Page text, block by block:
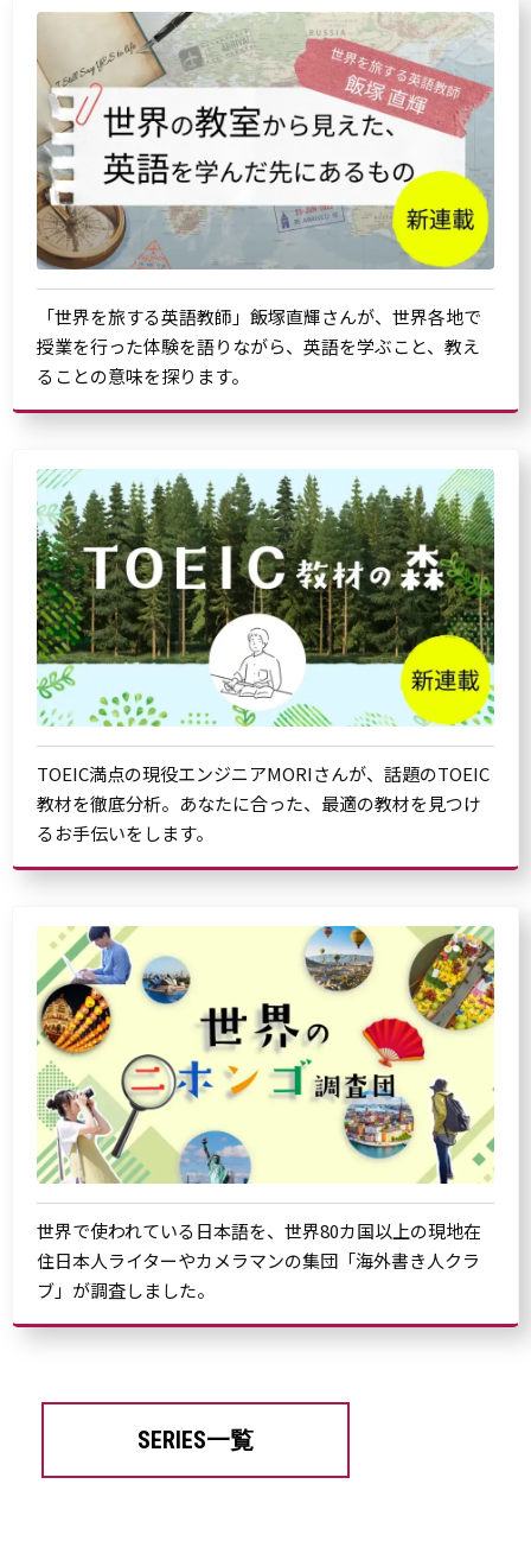
「世界を旅する英語教師」飯塚直輝さんが、世界各地で
授業を行った体験を語りながら、英語を学ぶこと、教え
ることの意味を探ります。
TOEIC満点の現役エンジニアMORIさんが、話題のTOEIC
教材を徹底分析。あなたに合った、最適の教材を見つけ
るお手伝いをします。
世界で使われている日本語を、世界80カ国以上の現地在
住日本人ライターやカメラマンの集団「海外書き人クラ
ブ」が調査しました。
SERIES一覧